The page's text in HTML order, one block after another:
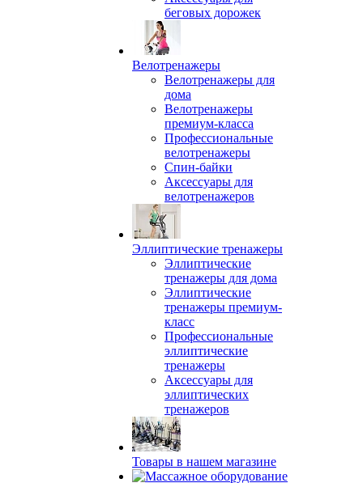
беговых дорожек
Велотренажеры
Велотренажеры для
дома
Велотренажеры
премиум-класса
Профессиональные
велотренажеры
Спин-байки
Аксессуары для
велотренажеров
Эллиптические тренажеры
Эллиптические
тренажеры для дома
Эллиптические
тренажеры премиум-
класс
Профессиональные
эллиптические
тренажеры
Аксессуары для
эллиптических
тренажеров
Товары в нашем магазине